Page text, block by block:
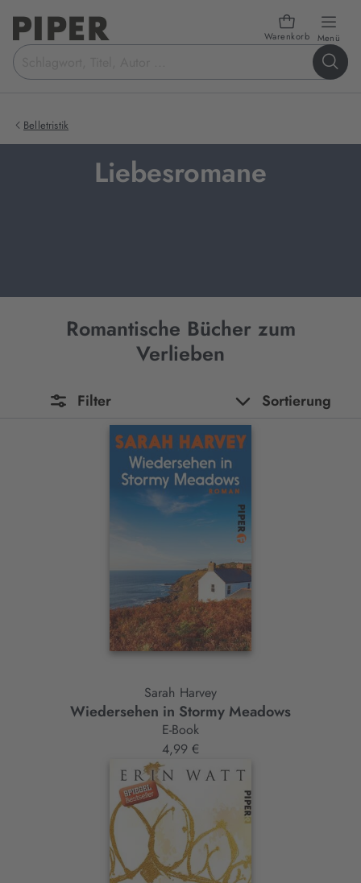
Warenkorb Menü
Suchbegriff
eingeben
Belletristik
Liebesromane
Romantische Bücher zum
Verlieben
Filter Sortierung
Sarah Harvey
Wiedersehen in Stormy Meadows
E-Book
4,99 €